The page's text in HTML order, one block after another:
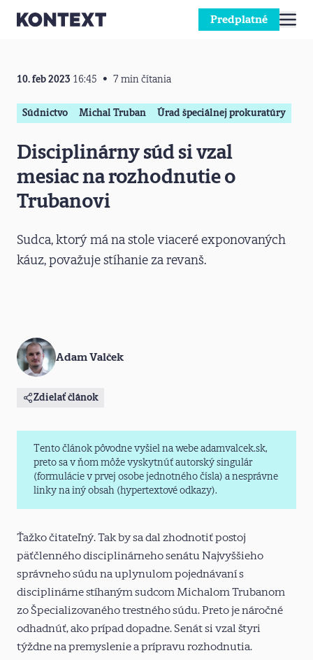
Predplatné
10. feb 2023 16:45 7 min čítania
Súdnictvo Michal Truban Úrad špeciálnej prokuratúry
Disciplinárny súd si vzal
mesiac na rozhodnutie o
Trubanovi
Sudca, ktorý má na stole viaceré exponovaných
káuz, považuje stíhanie za revanš.
Adam Valček
Zdielať článok
Tento článok pôvodne vyšiel na webe adamvalcek.sk,
preto sa v ňom môže vyskytnúť autorský singulár
(formulácie v prvej osobe jednotného čísla) a nesprávne
linky na iný obsah (hypertextové odkazy).
Ťažko čitateľný. Tak by sa dal zhodnotiť postoj
päťčlenného disciplinárneho senátu Najvyššieho
správneho súdu na uplynulom pojednávaní s
disciplinárne stíhaným sudcom Michalom Trubanom
zo Špecializovaného trestného súdu. Preto je náročné
odhadnúť, ako prípad dopadne. Senát si vzal štyri
týždne na premyslenie a prípravu rozhodnutia.